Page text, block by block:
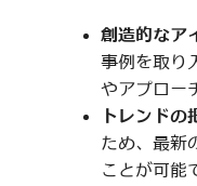
創造的なア
事例を取り
やアプロー
トレンドの
ため、最新
ことが可能